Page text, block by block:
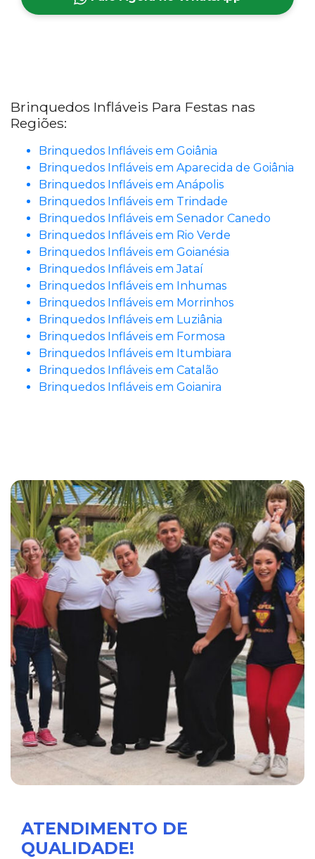
Brinquedos Infláveis Para Festas nas
Regiões:
Brinquedos Infláveis em Goiânia
Brinquedos Infláveis em Aparecida de Goiânia
Brinquedos Infláveis em Anápolis
Brinquedos Infláveis em Trindade
Brinquedos Infláveis em Senador Canedo
Brinquedos Infláveis em Rio Verde
Brinquedos Infláveis em Goianésia
Brinquedos Infláveis em Jataí
Brinquedos Infláveis em Inhumas
Brinquedos Infláveis em Morrinhos
Brinquedos Infláveis em Luziânia
Brinquedos Infláveis em Formosa
Brinquedos Infláveis em Itumbiara
Brinquedos Infláveis em Catalão
Brinquedos Infláveis em Goianira
ATENDIMENTO DE
QUALIDADE!